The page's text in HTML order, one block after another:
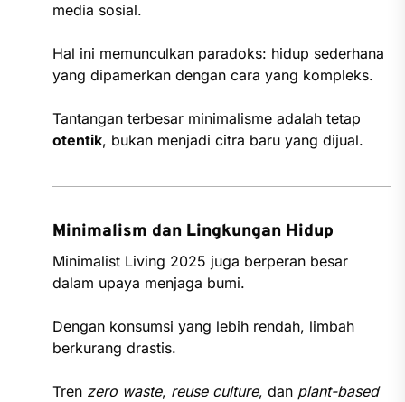
media sosial.
Hal ini memunculkan paradoks: hidup sederhana
yang dipamerkan dengan cara yang kompleks.
Tantangan terbesar minimalisme adalah tetap
otentik, bukan menjadi citra baru yang dijual.
Minimalism dan Lingkungan Hidup
Minimalist Living 2025 juga berperan besar
dalam upaya menjaga bumi.
Dengan konsumsi yang lebih rendah, limbah
berkurang drastis.
Tren zero waste, reuse culture, dan plant-based